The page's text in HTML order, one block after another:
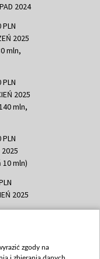
2024
2025
mln,
2025
mln,
mln)
2025
350
zgody na